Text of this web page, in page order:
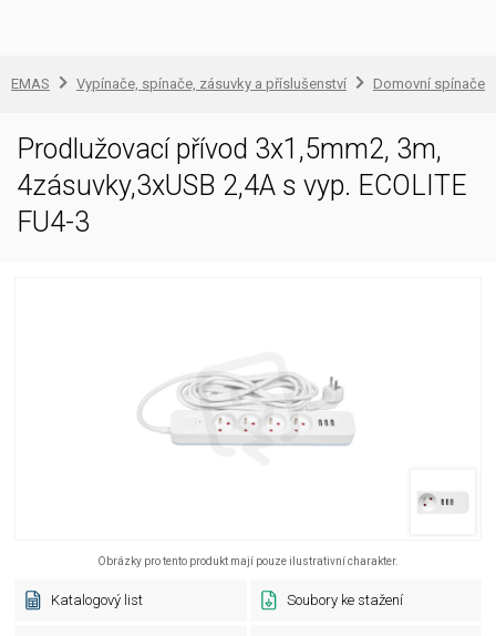
EMAS Vypínače, spínače, zásuvky a příslušenství Domovní spínače
Prodlužovací přívod 3x1,5mm2, 3m,
4zásuvky,3xUSB 2,4A s vyp. ECOLITE
FU4-3
Obrázky pro tento produkt mají pouze ilustrativní charakter.
Katalogový list Soubory ke stažení